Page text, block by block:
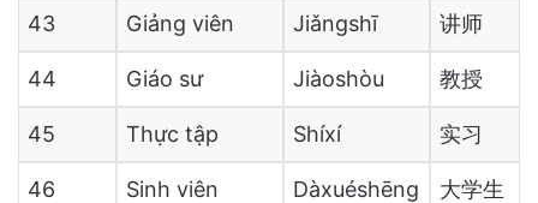
43 Giảng viên Jiǎngshī 讲师
44 Giáo sư Jiàoshòu 教授
45 Thực tập Shíxí 实习
46 Sinh viên Dàxuéshēng 大学生